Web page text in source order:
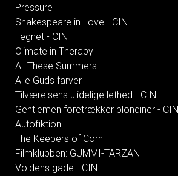
Pressure
Shakespeare in Love - CIN
Tegnet - CIN
Climate in Therapy
All These Summers
Alle Guds farver
Tilværelsens ulidelige lethed - CIN
Gentlemen foretrækker blondiner - CIN
Autofiktion
The Keepers of Corn
Filmklubben: GUMMI-TARZAN
Voldens gade - CIN